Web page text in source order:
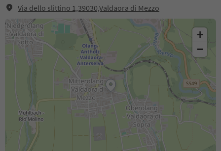
Via dello slittino 1,39030,Valdaora di Mezzo
+
−